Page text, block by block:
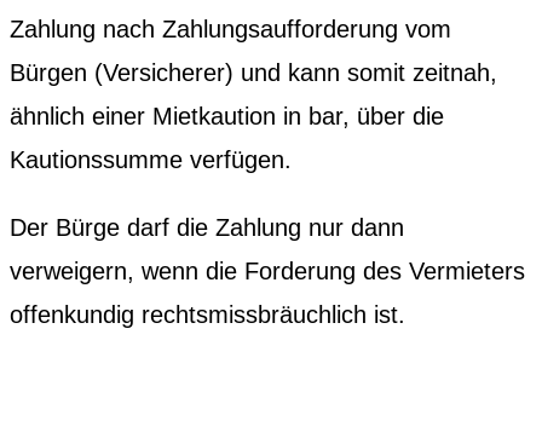
Zahlung nach Zahlungsaufforderung vom
Bürgen (Versicherer) und kann somit zeitnah,
ähnlich einer Mietkaution in bar, über die
Kautionssumme verfügen.
Der Bürge darf die Zahlung nur dann
verweigern, wenn die Forderung des Vermieters
offenkundig rechtsmissbräuchlich ist.